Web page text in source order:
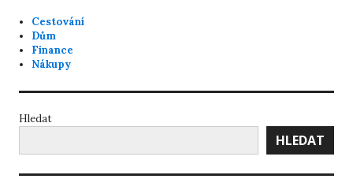
Cestování
Dům
Finance
Nákupy
Hledat
HLEDAT